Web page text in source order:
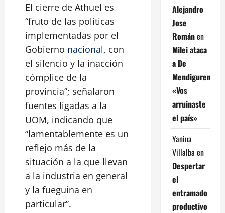
El cierre de Athuel es
“fruto de las políticas
implementadas por el
Gobierno nacional, con
el silencio y la inacción
cómplice de la
provincia”; señalaron
fuentes ligadas a la
UOM, indicando que
“lamentablemente es un
reflejo más de la
situación a la que llevan
a la industria en general
y la fueguina en
particular”.
Alejandro
Jose
Románen
Milei ataca
a De
Mendiguren:
«Vos
arruinaste
el país»
Yanina
Villalba en
Despertar
el
entramado
productivo